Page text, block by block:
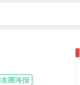
圈海报